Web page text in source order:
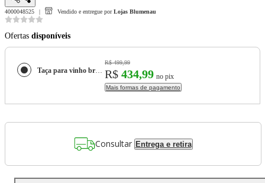
4000048525 Vendido e entregue por Lojas Blumenau
Ofertas disponíveis
Taça para vinho branco em cristal Strauss Overlay 225.103.150 330ml ametista
R$ 499,99
R$ 434,99 no pix
Mais formas de pagamento
Consultar Entrega e retira